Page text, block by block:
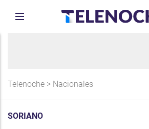
Telenoche > Nacionales
SORIANO